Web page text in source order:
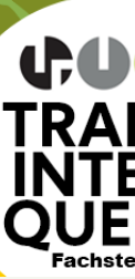
Suche